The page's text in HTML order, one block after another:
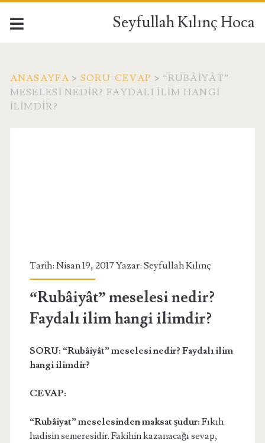
Seyfullah Kılınç Hoca
ANASAYFA > SORU-CEVAP > “RUBÂIYÂT”
MESELESI NEDIR? FAYDALI ILIM HANGI
ILIMDIR?
Tarih: Nisan 19, 2017 Yazar: Seyfullah Kılınç
“Rubâiyât” meselesi nedir?
Faydalı ilim hangi ilimdir?
SORU: “Rubâiyât” meselesi nedir? Faydalı ilim
hangi ilimdir?
CEVAP:
“Rubâiyat” meselesinden maksat şudur: Fıkıh
hadisin semeresidir. Fakihin kazanacağı sevap,